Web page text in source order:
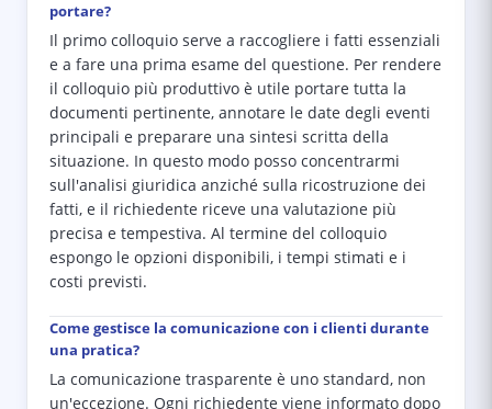
portare?
Il primo colloquio serve a raccogliere i fatti essenziali
e a fare una prima esame del questione. Per rendere
il colloquio più produttivo è utile portare tutta la
documenti pertinente, annotare le date degli eventi
principali e preparare una sintesi scritta della
situazione. In questo modo posso concentrarmi
sull'analisi giuridica anziché sulla ricostruzione dei
fatti, e il richiedente riceve una valutazione più
precisa e tempestiva. Al termine del colloquio
espongo le opzioni disponibili, i tempi stimati e i
costi previsti.
Come gestisce la comunicazione con i clienti durante
una pratica?
La comunicazione trasparente è uno standard, non
un'eccezione. Ogni richiedente viene informato dopo